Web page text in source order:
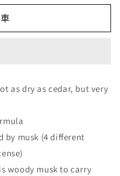
as dry as cedar, but very
by musk (4 different
woody musk to carry